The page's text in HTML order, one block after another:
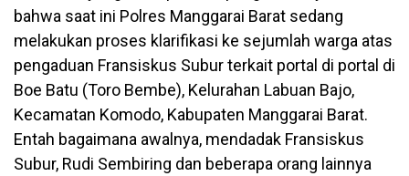
bahwa saat ini Polres Manggarai Barat sedang
melakukan proses klarifikasi ke sejumlah warga atas
pengaduan Fransiskus Subur terkait portal di portal di
Boe Batu (Toro Bembe), Kelurahan Labuan Bajo,
Kecamatan Komodo, Kabupaten Manggarai Barat.
Entah bagaimana awalnya, mendadak Fransiskus
Subur, Rudi Sembiring dan beberapa orang lainnya